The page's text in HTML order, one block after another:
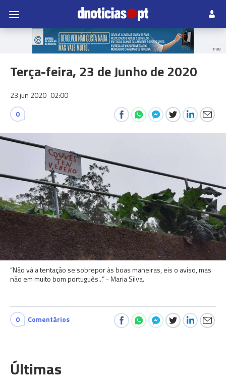
PUB
Terça-feira, 23 de Junho de 2020
23 jun 2020 02:00
0
“Não vá a tentação se sobrepor às boas maneiras, eis o aviso, mas
não em muito bom português...” - Maria Silva.
0 Comentários
Últimas